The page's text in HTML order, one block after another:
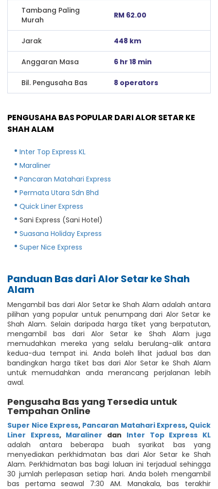
Tambang Paling
Murah
RM 62.00
Jarak 448 km
Anggaran Masa 6 hr 18 min
Bil. Pengusaha Bas 8 operators
PENGUSAHA BAS POPULAR DARI ALOR SETAR KE
SHAH ALAM
Inter Top Express KL
Maraliner
Pancaran Matahari Express
Permata Utara Sdn Bhd
Quick Liner Express
Sani Express (Sani Hotel)
Suasana Holiday Express
Super Nice Express
Panduan Bas dari Alor Setar ke Shah
Alam
Mengambil bas dari Alor Setar ke Shah Alam adalah antara
pilihan yang popular untuk penumpang dari Alor Setar ke
Shah Alam. Selain daripada harga tiket yang berpatutan,
mengambil bas dari Alor Setar ke Shah Alam juga
memudahkan mereka yang selalu berulang-alik antara
kedua-dua tempat ini. Anda boleh lihat jadual bas dan
bandingkan harga tiket bas dari Alor Setar ke Shah Alam
untuk memudahkan anda merancang perjalanan lebih
awal.
Pengusaha Bas yang Tersedia untuk
Tempahan Online
Super Nice Express, Pancaran Matahari Express, Quick
Liner Express, Maraliner dan Inter Top Express KL
adalah antara beberapa buah syarikat bas yang
menyediakan perkhidmatan bas dari Alor Setar ke Shah
Alam. Perkhidmatan bas bagi laluan ini terjadual sehingga
30 jumlah perlepasan setiap hari. Anda boleh mengambil
bas pertama seawal 7:30 AM. Manakala, bas terakhir